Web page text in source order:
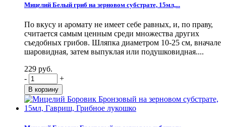
Мицелий Белый гриб на зерновом субстрате, 15мл,...
По вкусу и аромату не имеет себе равных, и, по праву,
считается самым ценным среди множества других
съедобных грибов. Шляпка диаметром 10-25 см, вначале
шаровидная, затем выпуклая или подушковидная....
229 руб.
-
+